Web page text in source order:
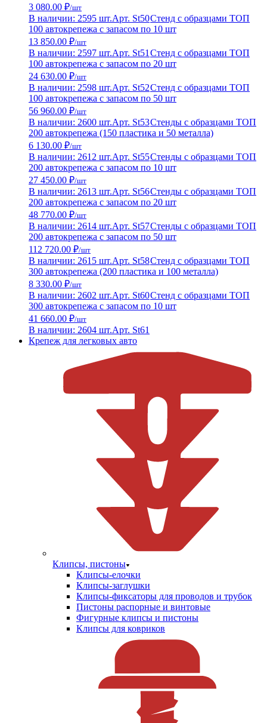
3 080.00 ₽/шт
В наличии: 2595 шт.Арт. St50Стенд с образцами ТОП
100 автокрепежа с запасом по 10 шт
13 850.00 ₽/шт
В наличии: 2597 шт.Арт. St51 Стенд с образцами ТОП
100 автокрепежа с запасом по 20 шт
24 630.00 ₽/шт
В наличии: 2598 шт.Арт. St52Стенд с образцами ТОП
100 автокрепежа с запасом по 50 шт
56 960.00 ₽/шт
В наличии: 2600 шт.Арт. St53Стенды с образцами ТОП
200 автокрепежа (150 пластика и 50 металла)
6 130.00 ₽/шт
В наличии: 2612 шт.Арт. St55Стенды с образцами ТОП
200 автокрепежа с запасом по 10 шт
27 450.00 ₽/шт
В наличии: 2613 шт.Арт. St56Стенды с образцами ТОП
200 автокрепежа с запасом по 20 шт
48 770.00 ₽/шт
В наличии: 2614 шт.Арт. St57Стенды с образцами ТОП
200 автокрепежа с запасом по 50 шт
112 720.00 ₽/шт
В наличии: 2615 шт.Арт. St58Стенд с образцами ТОП
300 автокрепежа (200 пластика и 100 металла)
8 330.00 ₽/шт
В наличии: 2602 шт.Арт. St60Стенд с образцами ТОП
300 автокрепежа с запасом по 10 шт
41 660.00 ₽/шт
В наличии: 2604 шт.Арт. St61
Крепеж для легковых авто
Клипсы, пистоны
Клипсы-елочки
Клипсы-заглушки
Клипсы-фиксаторы для проводов и трубок
Пистоны распорные и винтовые
Фигурные клипсы и пистоны
Клипсы для ковриков